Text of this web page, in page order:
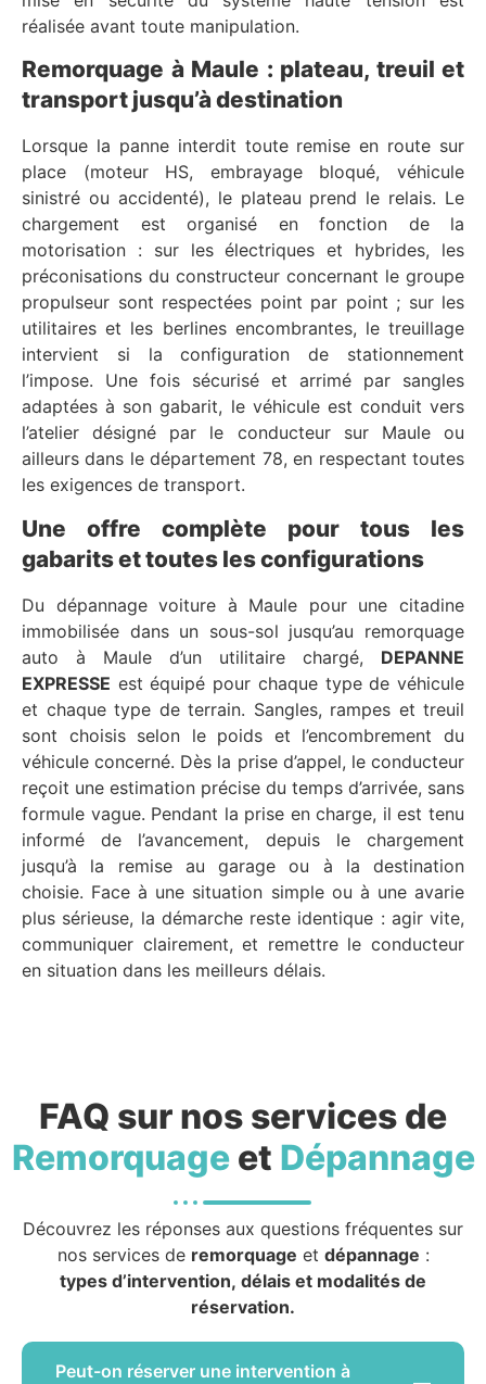
réalisée avant toute manipulation.
Remorquage à Maule : plateau, treuil et
transport jusqu’à destination
Lorsque la panne interdit toute remise en route sur
place (moteur HS, embrayage bloqué, véhicule
sinistré ou accidenté), le plateau prend le relais. Le
chargement est organisé en fonction de la
motorisation : sur les électriques et hybrides, les
préconisations du constructeur concernant le groupe
propulseur sont respectées point par point ; sur les
utilitaires et les berlines encombrantes, le treuillage
intervient si la configuration de stationnement
l’impose. Une fois sécurisé et arrimé par sangles
adaptées à son gabarit, le véhicule est conduit vers
l’atelier désigné par le conducteur sur Maule ou
ailleurs dans le département 78, en respectant toutes
les exigences de transport.
Une offre complète pour tous les
gabarits et toutes les configurations
Du dépannage voiture à Maule pour une citadine
immobilisée dans un sous-sol jusqu’au remorquage
auto à Maule d’un utilitaire chargé, DEPANNE
EXPRESSE est équipé pour chaque type de véhicule
et chaque type de terrain. Sangles, rampes et treuil
sont choisis selon le poids et l’encombrement du
véhicule concerné. Dès la prise d’appel, le conducteur
reçoit une estimation précise du temps d’arrivée, sans
formule vague. Pendant la prise en charge, il est tenu
informé de l’avancement, depuis le chargement
jusqu’à la remise au garage ou à la destination
choisie. Face à une situation simple ou à une avarie
plus sérieuse, la démarche reste identique : agir vite,
communiquer clairement, et remettre le conducteur
en situation dans les meilleurs délais.
FAQ sur nos services de
Remorquageet Dépannage
Découvrez les réponses aux questions fréquentes sur
nos services de remorquage et dépannage :
types d’intervention, délais et modalités de
réservation.
Peut-on réserver une intervention à